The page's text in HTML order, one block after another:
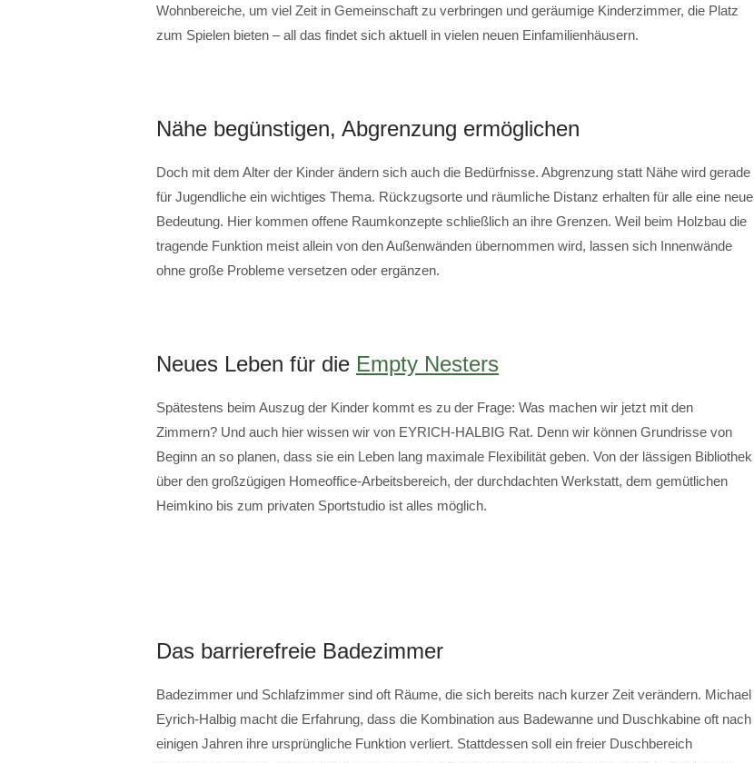
Wohnbereiche, um viel Zeit in Gemeinschaft zu verbringen und geräumige Kinderzimmer, die Platz
zum Spielen bieten – all das findet sich aktuell in vielen neuen Einfamilienhäusern.
Nähe begünstigen, Abgrenzung ermöglichen
Doch mit dem Alter der Kinder ändern sich auch die Bedürfnisse. Abgrenzung statt Nähe wird gerade
für Jugendliche ein wichtiges Thema. Rückzugsorte und räumliche Distanz erhalten für alle eine neue
Bedeutung. Hier kommen offene Raumkonzepte schließlich an ihre Grenzen. Weil beim Holzbau die
tragende Funktion meist allein von den Außenwänden übernommen wird, lassen sich Innenwände
ohne große Probleme versetzen oder ergänzen.
Neues Leben für die Empty Nesters
Spätestens beim Auszug der Kinder kommt es zu der Frage: Was machen wir jetzt mit den
Zimmern? Und auch hier wissen wir von EYRICH-HALBIG Rat. Denn wir können Grundrisse von
Beginn an so planen, dass sie ein Leben lang maximale Flexibilität geben. Von der lässigen Bibliothek
über den großzügigen Homeoffice-Arbeitsbereich, der durchdachten Werkstatt, dem gemütlichen
Heimkino bis zum privaten Sportstudio ist alles möglich.
Das barrierefreie Badezimmer
Badezimmer und Schlafzimmer sind oft Räume, die sich bereits nach kurzer Zeit verändern. Michael
Eyrich-Halbig macht die Erfahrung, dass die Kombination aus Badewanne und Duschkabine oft nach
einigen Jahren ihre ursprüngliche Funktion verliert. Stattdessen soll ein freier Duschbereich